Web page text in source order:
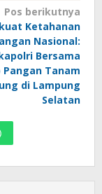
Pos berikutnya
Ketahanan
Nasional:
Bersama
Pangan Tanam
di Lampung
Selatan